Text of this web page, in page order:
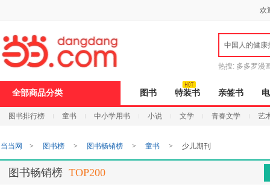
打
开
无
障
页
加
欢
中国人的健康
热搜: 多多罗漫
全部商品分类 图书 特装书 亲签书
图书排行榜 童书 中小学用书 小说 文学 青春文学 艺
当当网 > 图书榜 > 图书畅销榜 > 童书 > 少儿期刊
图书畅销榜 TOP200